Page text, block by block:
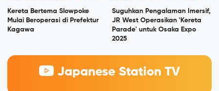
Kereta Bertema Slowpoke
Mulai Beroperasi di Prefektur
Kagawa
Suguhkan Pengalaman Imersif,
JR West Operasikan 'Kereta
Parade' untuk Osaka Expo
2025
Japanese Station TV